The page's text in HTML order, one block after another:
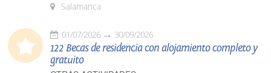
Salamanca
01/07/2026 30/09/2026
122 Becas de residencia con alojamiento completo y
gratuito